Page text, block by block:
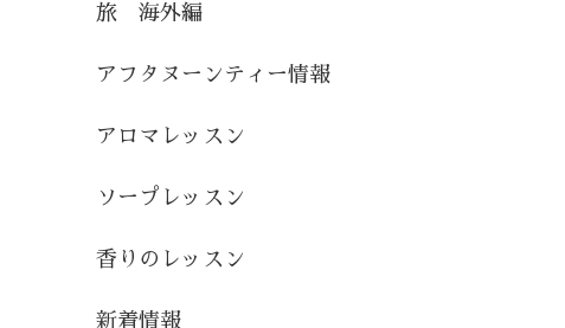
旅 海外編
アフタヌーンティー情報
アロマレッスン
ソープレッスン
香りのレッスン
新着情報